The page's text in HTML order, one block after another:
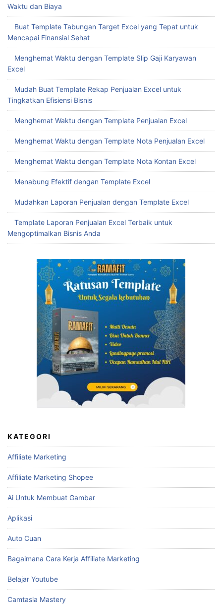
Waktu dan Biaya
Buat Template Tabungan Target Excel yang Tepat untuk
Mencapai Finansial Sehat
Menghemat Waktu dengan Template Slip Gaji Karyawan
Excel
Mudah Buat Template Rekap Penjualan Excel untuk
Tingkatkan Efisiensi Bisnis
Menghemat Waktu dengan Template Penjualan Excel
Menghemat Waktu dengan Template Nota Penjualan Excel
Menghemat Waktu dengan Template Nota Kontan Excel
Menabung Efektif dengan Template Excel
Mudahkan Laporan Penjualan dengan Template Excel
Template Laporan Penjualan Excel Terbaik untuk
Mengoptimalkan Bisnis Anda
KATEGORI
Affiliate Marketing
Affiliate Marketing Shopee
Ai Untuk Membuat Gambar
Aplikasi
Auto Cuan
Bagaimana Cara Kerja Affiliate Marketing
Belajar Youtube
Camtasia Mastery